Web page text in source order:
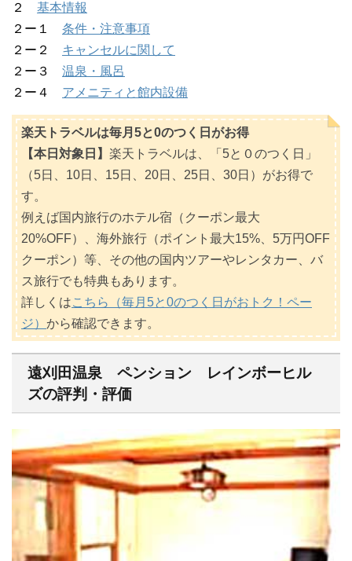
２ 基本情報
２ー１ 条件・注意事項
２ー２ キャンセルに関して
２ー３ 温泉・風呂
２ー４ アメニティと館内設備
楽天トラベルは毎月5と0のつく日がお得
【本日対象日】 楽天トラベルは、「5と０のつく日」
（5日、10日、15日、20日、25日、30日）がお得で
す。
例えば国内旅行のホテル宿（クーポン最大
20%OFF）、海外旅行（ポイント最大15%、5万円OFF
クーポン）等、その他の国内ツアーやレンタカー、バ
ス旅行でも特典もあります。
詳しくはこちら（毎月5と0のつく日がおトク！ペー
ジ） から確認できます。
遠刈田温泉 ペンション レインボーヒル
ズの評判・評価